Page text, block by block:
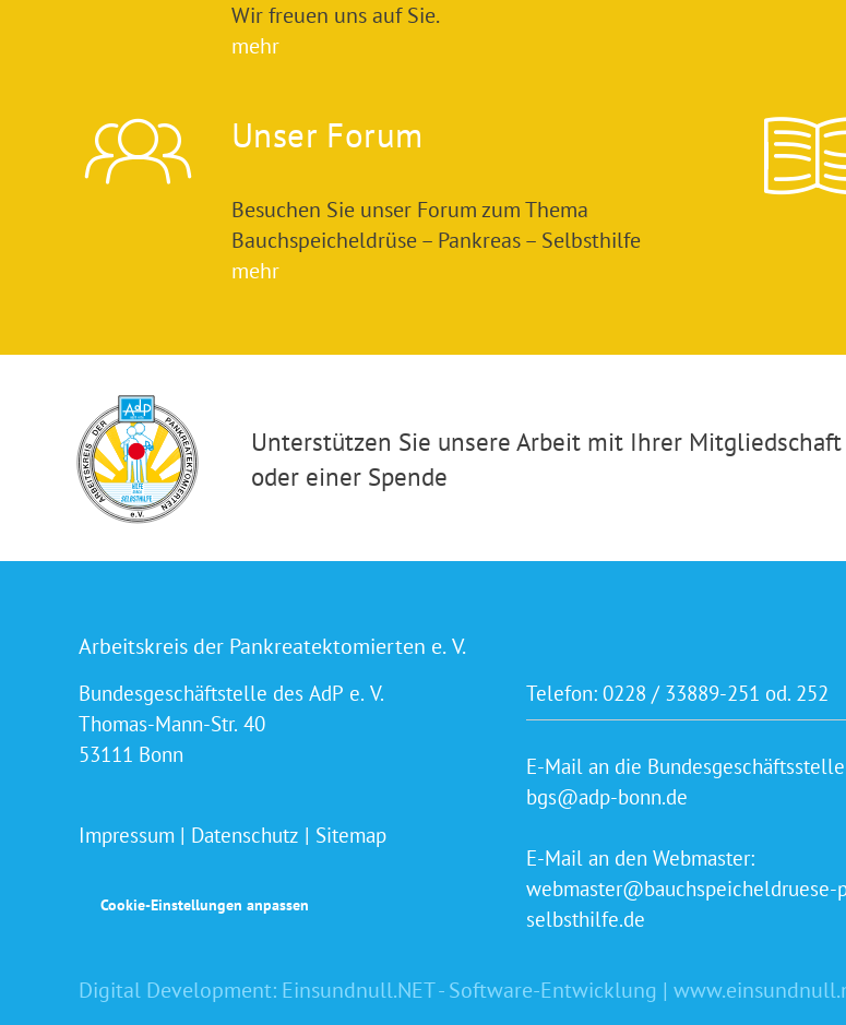
Wir freuen uns auf Sie.
mehr
Unser Forum
Besuchen Sie unser Forum zum Thema
Bauchspeicheldrüse – Pankreas – Selbsthilfe
mehr
Unterstützen Sie unsere Arbeit mit Ihrer Mitgliedschaft
oder einer Spende
Arbeitskreis der Pankreatektomierten e. V.
Bundesgeschäftstelle des AdP e. V.
Thomas-Mann-Str. 40
53111 Bonn
Impressum | Datenschutz | Sitemap
Cookie-Einstellungen anpassen
Telefon: 0228 / 33889-251 od. 252
E-Mail an die
bgs@adp-bonn.de
E-Mail an den Webmaster:
webmaster@bauchspeicheldruese-
selbsthilfe.de
Digital Development: Einsundnull.NET - Software-Entwicklung |